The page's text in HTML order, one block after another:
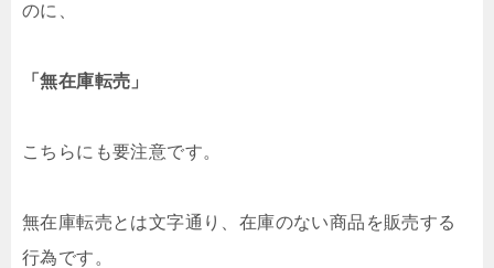
のに、
「無在庫転売」
こちらにも要注意です。
無在庫転売とは文字通り、在庫のない商品を販売する
行為です。